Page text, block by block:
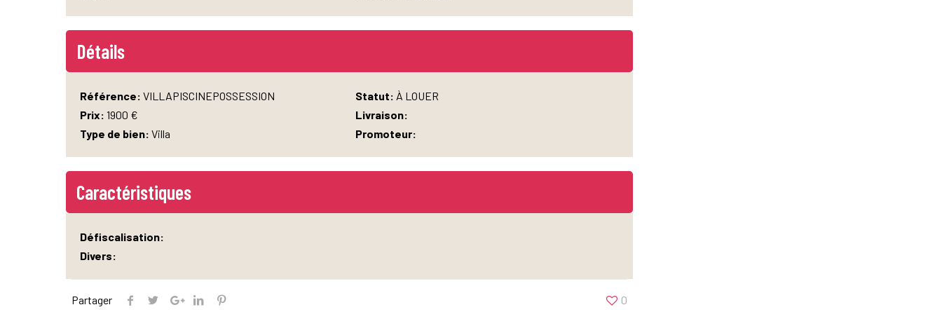
Détails
Référence:VILLAPISCINEPOSSESSION
Prix:1900 €
Type de bien:Villa
Statut: À LOUER
Livraison:
Promoteur:
Caractéristiques
Défiscalisation:
Divers:
Partager 0